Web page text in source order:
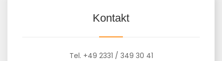
Kontakt
Tel. +49 2331 / 349 30 41